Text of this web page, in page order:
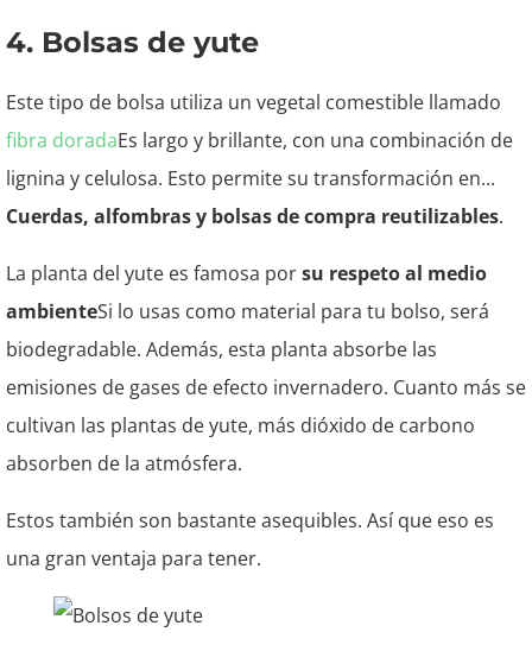
4. Bolsas de yute
Este tipo de bolsa utiliza un vegetal comestible llamado
fibra doradaEs largo y brillante, con una combinación de
lignina y celulosa. Esto permite su transformación en...
Cuerdas, alfombras y bolsas de compra reutilizables.
La planta del yute es famosa porsu respeto al medio
ambienteSi lo usas como material para tu bolso, será
biodegradable. Además, esta planta absorbe las
emisiones de gases de efecto invernadero. Cuanto más se
cultivan las plantas de yute, más dióxido de carbono
absorben de la atmósfera.
Estos también son bastante asequibles. Así que eso es
una gran ventaja para tener.